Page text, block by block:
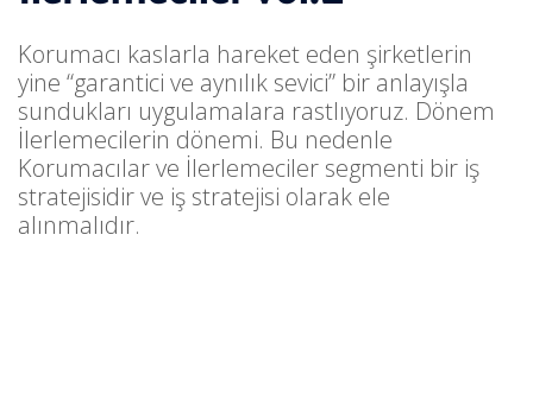
Korumacı kaslarla hareket eden şirketlerin
yine “garantici ve aynılık sevici” bir anlayışla
sundukları uygulamalara rastlıyoruz. Dönem
İlerlemecilerin dönemi. Bu nedenle
Korumacılar ve İlerlemeciler segmenti bir iş
stratejisidir ve iş stratejisi olarak ele
alınmalıdır.